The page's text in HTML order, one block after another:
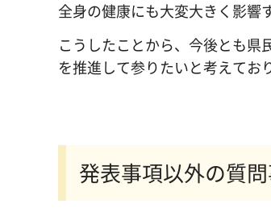
全身の健康にも大変大きく影響
こうしたことから、今後とも
を推進して参りたいと考えてお
発表事項以外の質